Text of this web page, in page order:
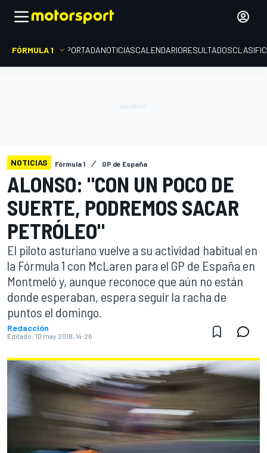
FÓRMULA 1 PORTADANOTICIASCALENDARIORESULTADOS
NOTICIAS Fórmula 1 GP de España
ALONSO: "CON UN POCO DE
SUERTE, PODREMOS SACAR
PETRÓLEO"
El piloto asturiano vuelve a su actividad habitual en
la Fórmula 1 con McLaren para el GP de España en
Montmeló y, aunque reconoce que aún no están
donde esperaban, espera seguir la racha de
puntos el domingo.
Redacción
Editado: 10 may 2018, 14:26